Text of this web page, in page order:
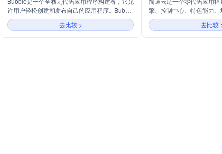
许用户轻松创建和发布自己的应用程序。Bubble
提供了一个直观的拖放界面，使得无需编程知识
即可构建复杂的应用。它支持前端和后端开发，
包括数据库、用户界面和业务逻辑。用户可以免
去比较 >
擎、控制中心、特色能力
户无需编写代码即可快速
程、仪表盘等应用，实现
消息通知等控制中心功能
去比较